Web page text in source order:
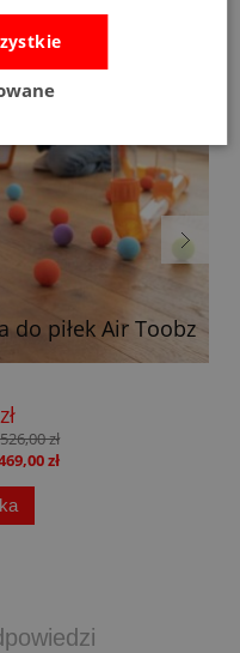
do piłek Air Toobz
526,00 zł
zł